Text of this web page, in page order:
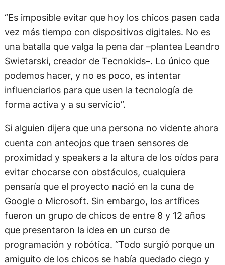
“Es imposible evitar que hoy los chicos pasen cada
vez más tiempo con dispositivos digitales. No es
una batalla que valga la pena dar –plantea Leandro
Swietarski, creador de Tecnokids–. Lo único que
podemos hacer, y no es poco, es intentar
influenciarlos para que usen la tecnología de
forma activa y a su servicio”.
Si alguien dijera que una persona no vidente ahora
cuenta con anteojos que traen sensores de
proximidad y speakers a la altura de los oídos para
evitar chocarse con obstáculos, cualquiera
pensaría que el proyecto nació en la cuna de
Google o Microsoft. Sin embargo, los artífices
fueron un grupo de chicos de entre 8 y 12 años
que presentaron la idea en un curso de
programación y robótica. “Todo surgió porque un
amiguito de los chicos se había quedado ciego y